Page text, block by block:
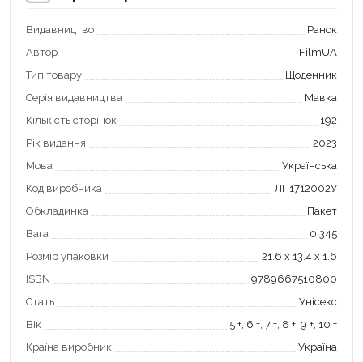
Видавництво
Ранок
Автор
FilmUA
Тип товару
Щоденник
Серія видавництва
Мавка
Кількість сторінок
192
Рік видання
2023
Мова
Українська
Код виробника
ЛП1712002У
Обкладинка
Пакет
Вага
0.345
Розмір упаковки
21.6 х 13.4 х 1.6
ISBN
9789667510800
Стать
Унісекс
Вік
5 +, 6 +, 7 +, 8 +, 9 +, 10 +
Країна виробник
Україна
Продовжити покупки
Оформити замовлення